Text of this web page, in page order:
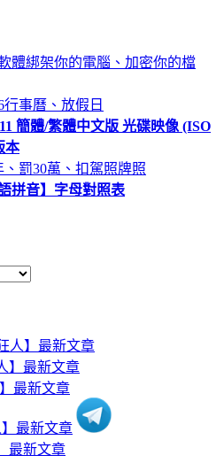
體綁架你的電腦、加密你的檔
行事曆、放假日
簡體/繁體中文版 光碟映像 (ISO
本
罰30萬、扣駕照牌照
拼音】字母對照表